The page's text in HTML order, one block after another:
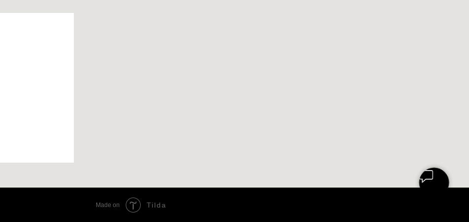
Made on Tilda